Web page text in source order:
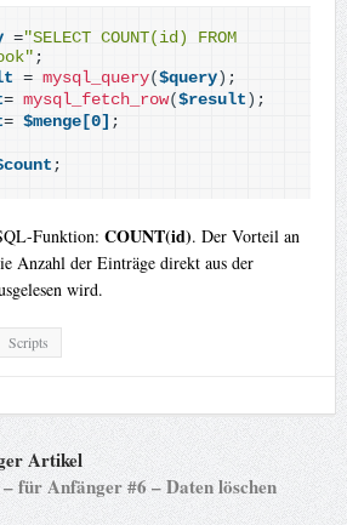
="SELECT COUNT(id) FROM
;
= mysql_query( $query) ;
= mysql_fetch_row( $result ) ;
= $menge[0] ;
;
Funktion: COUNT(id). Der Vorteil an
Anzahl der Einträge direkt aus der
wird.
Scripts
Artikel
für Anfänger #6 – Daten löschen